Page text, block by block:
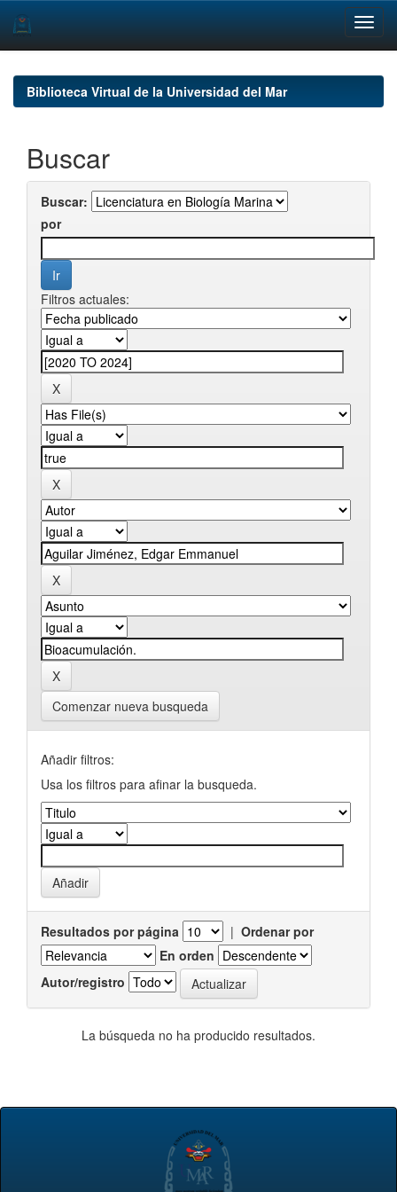
navigationBiblioteca Virtual de la Universidad del Mar
Buscar
Buscar:
por
Filtros actuales:
Comenzar nueva busqueda
Añadir filtros:
Usa los filtros para afinar la busqueda.
Resultados por página | Ordenar por
En orden
Autor/registro
La búsqueda no ha producido resultados.